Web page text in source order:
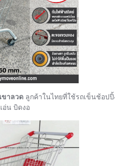
ขาลวด ลูกค้าในไทยที่ใช้รถเข็นช้อป
อ่น บิดงอ